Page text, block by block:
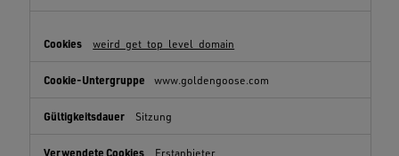
weird_get_top_level_domain
www.goldengoose.com
Sitzung
Erstanbieter